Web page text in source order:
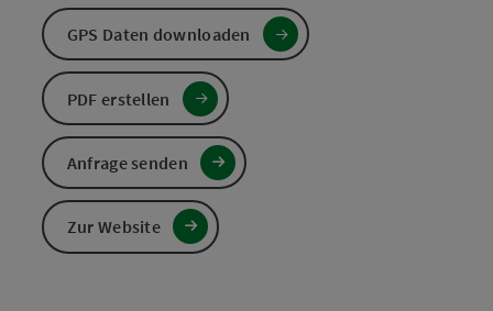
GPS Daten downloaden
PDF erstellen
Anfrage senden
Zur Website